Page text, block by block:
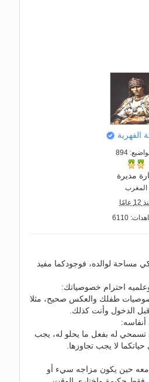
الفهرية
894
مديرة
المغرب
عامًا
6110
مساحة لوالده، فوجودكما مفيد
احترام خصوصياتك:
طفلك والعكس صحيح، مثلا
الدخول وأنت كذلك.
له بفعل ما يحلو له، يجب
لا يجب تجاوزها.
معه حين يكون مزاجه سيء أو